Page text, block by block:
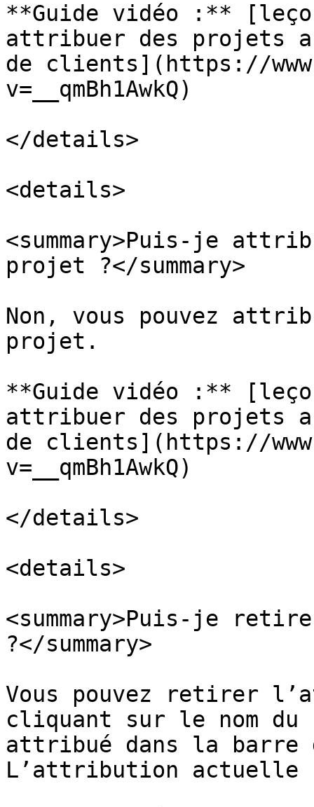
**Guide vidéo :**
attribuer des projets
de clients](https://
v=__qmBh1AwkQ)
</details>
<details>
<summary>Puis-je
projet ?</summary>
Non, vous pouvez
projet.
**Guide vidéo :**
attribuer des projets
de clients](https://
v=__qmBh1AwkQ)
</details>
<details>
<summary>Puis-je
?</summary>
Vous pouvez retirer
cliquant sur le nom
attribué dans la
L’attribution actuelle